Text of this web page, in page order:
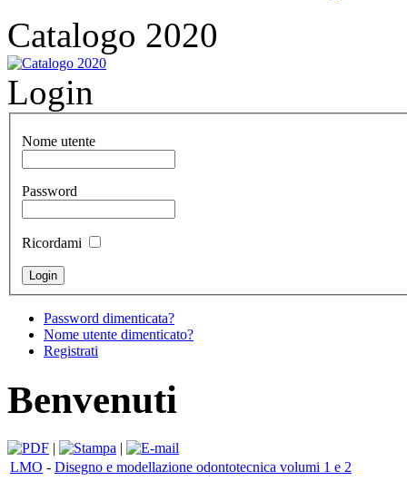
Catalogo 2020
Login
Nome utente
Password
Ricordami
Password dimenticata?
Nome utente dimenticato?
Registrati
Benvenuti
|
|
LMO - Disegno e modellazione odontotecnica volumi 1 e 2